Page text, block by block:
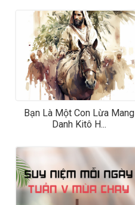
Bạn Là Một Con Lừa Mang
Danh Kitô H...